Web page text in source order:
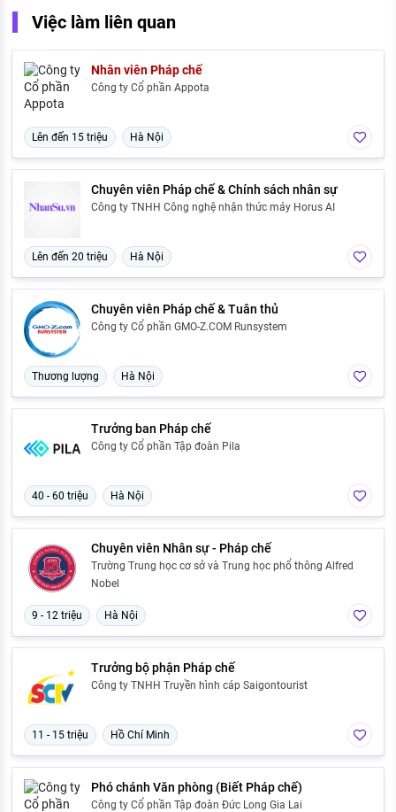
Việc làm liên quan
Nhân viên Pháp chế
Công ty Cổ phần Appota
Lên đến 15 triệu Hà Nội
Chuyên viên Pháp chế & Chính sách nhân sự
Công ty TNHH Công nghệ nhận thức máy Horus AI
Lên đến 20 triệu Hà Nội
Chuyên viên Pháp chế & Tuân thủ
Công ty Cổ phần GMO-Z.COM Runsystem
Thương lượng Hà Nội
Trưởng ban Pháp chế
Công ty Cổ phần Tập đoàn Pila
40 - 60 triệu Hà Nội
Chuyên viên Nhân sự - Pháp chế
Trường Trung học cơ sở và Trung học phổ thông Alfred
Nobel
9 - 12 triệu Hà Nội
Trưởng bộ phận Pháp chế
Công ty TNHH Truyền hình cáp Saigontourist
11 - 15 triệu Hồ Chí Minh
Phó chánh Văn phòng (Biết Pháp chế)
Công ty Cổ phần Tập đoàn Đức Long Gia Lai